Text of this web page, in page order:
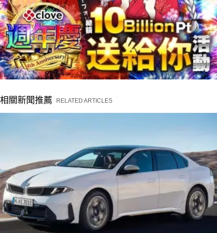
相關新聞推薦 RELATED ARTICLES